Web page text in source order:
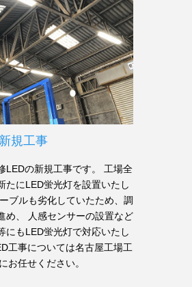
規工事
LEDの新規工事です。 工場全
たにLED蛍光灯を設置いたし
ブルも劣化していたため、調
め、 人感センサーの設置など
にもLED蛍光灯で対応いたし
工事については名古屋工場工
お任せください。